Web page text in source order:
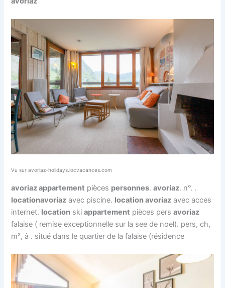
Vu sur avoriaz-holidays.locvacances.com
avoriaz appartement pièces personnes.avoriaz. n°. .
locationavoriaz avec piscine. location avoriaz avec acces
internet. location skiappartement pièces persavoriaz
falaise ( remise exceptionnelle sur la see de noel). pers, ch,
m², à . situé dans le quartier de la falaise (résidence